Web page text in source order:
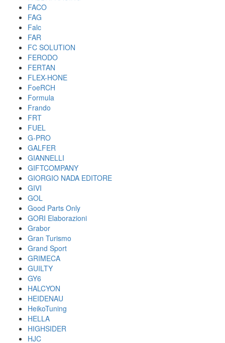
FACO
FAG
Falc
FAR
FC SOLUTION
FERODO
FERTAN
FLEX-HONE
FoeRCH
Formula
Frando
FRT
FUEL
G-PRO
GALFER
GIANNELLI
GIFTCOMPANY
GIORGIO NADA EDITORE
GIVI
GOL
Good Parts Only
GORI Elaborazioni
Grabor
Gran Turismo
Grand Sport
GRIMECA
GUILTY
GY6
HALCYON
HEIDENAU
HeikoTuning
HELLA
HIGHSIDER
HJC